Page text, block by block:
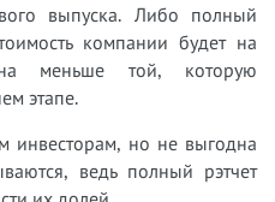
выпуска. Либо полный
компании будет на
меньше той, которую
этапе.
инвесторам, но не выгодна
ведь полный рэтчет